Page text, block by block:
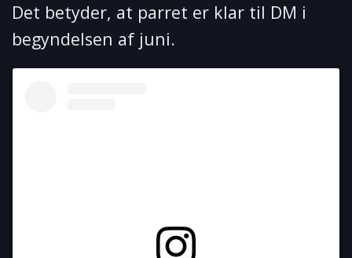
Det betyder, at parret er klar til DM i
begyndelsen af juni.